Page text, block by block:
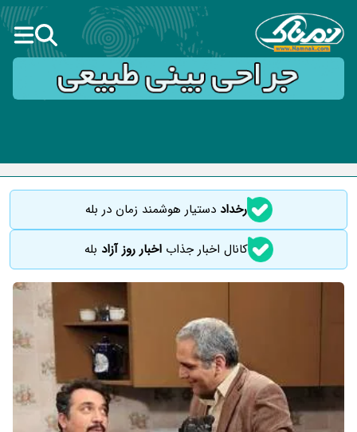
رخداددستیار هوشمند زمان در بله
کانال اخبار جذاباخبار روز آزاد بله